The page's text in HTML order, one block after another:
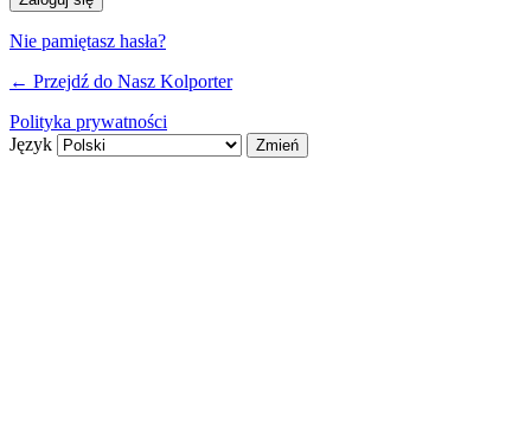
Nie pamiętasz hasła?
← Przejdź do Nasz Kolporter
Polityka prywatności
Język